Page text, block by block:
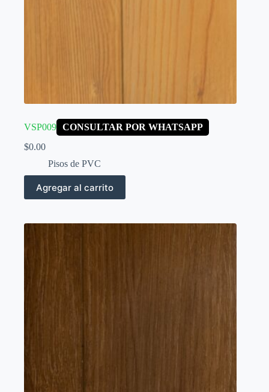
VSP009 CONSULTAR POR WHATSAPP
$0.00
Pisos de PVC
Agregar al carrito